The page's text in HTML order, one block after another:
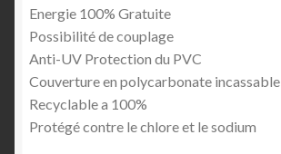
Energie 100% Gratuite
Possibilité de couplage
Anti-UV Protection du PVC
Couverture en polycarbonate incassable
Recyclable a 100%
Protégé contre le chlore et le sodium